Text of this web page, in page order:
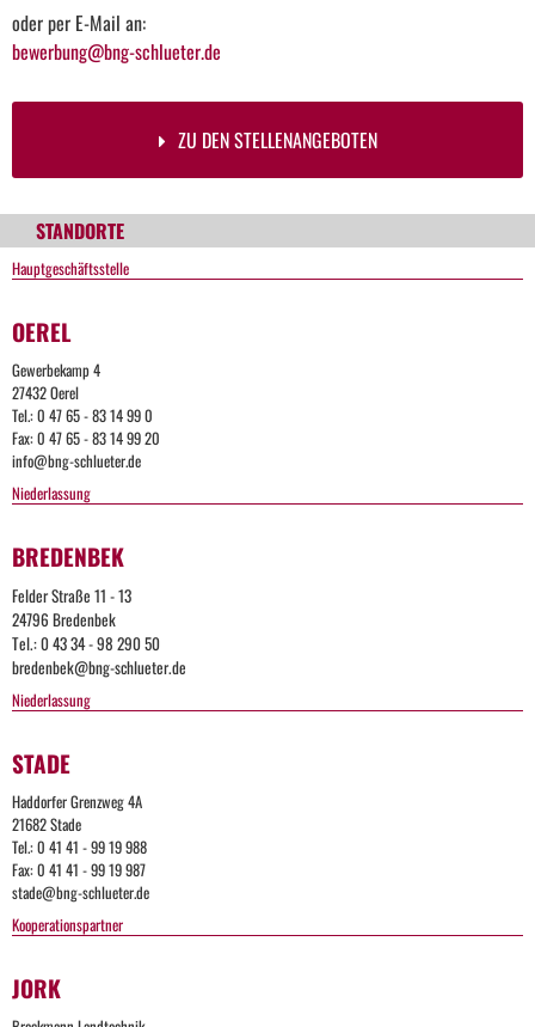
oder per E-Mail an:
bewerbung@bng-schlueter.de
ZU DEN STELLENANGEBOTEN
STANDORTE
Hauptgeschäftsstelle
OEREL
Gewerbekamp 4
27432 Oerel
Tel.: 0 47 65 - 83 14 99 0
Fax: 0 47 65 - 83 14 99 20
info@bng-schlueter.de
Niederlassung
BREDENBEK
Felder Straße 11 - 13
24796 Bredenbek
Tel.: 0 43 34 - 98 290 50
bredenbek@bng-schlueter.de
Niederlassung
STADE
Haddorfer Grenzweg 4A
21682 Stade
Tel.: 0 41 41 - 99 19 988
Fax: 0 41 41 - 99 19 987
stade@bng-schlueter.de
Kooperationspartner
JORK